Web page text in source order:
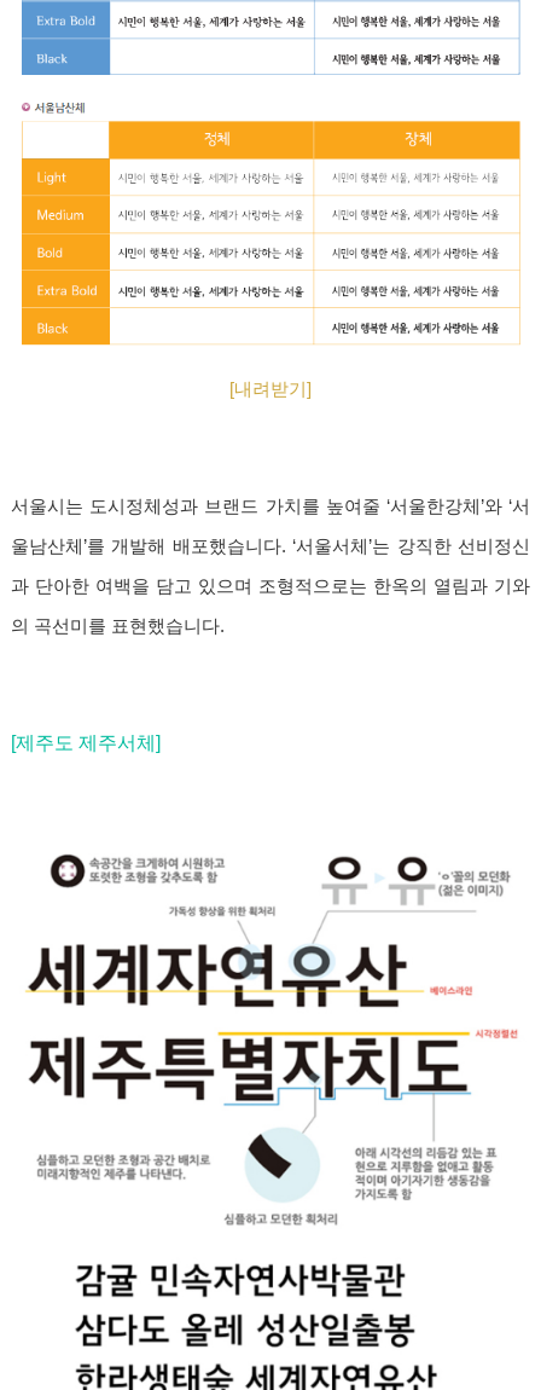
[내려받기]
서울시는 도시정체성과 브랜드 가치를 높여줄 ‘서울한강체’와 ‘서
울남산체’를 개발해 배포했습니다. ‘서울서체’는 강직한 선비정신
과 단아한 여백을 담고 있으며 조형적으로는 한옥의 열림과 기와
의 곡선미를 표현했습니다.
[제주도 제주서체]